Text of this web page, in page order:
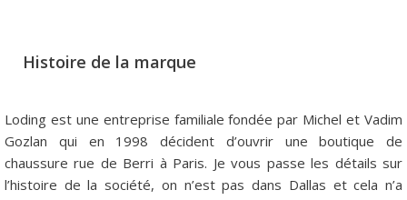
Histoire de la marque
Loding est une entreprise familiale fondée par Michel et Vadim
Gozlan qui en 1998 décident d’ouvrir une boutique de
chaussure rue de Berri à Paris. Je vous passe les détails sur
l’histoire de la société, on n’est pas dans Dallas et cela n’a